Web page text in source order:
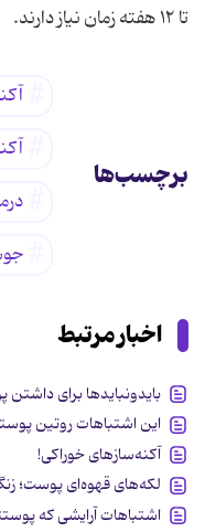
تا ۱۲ هفته زمان نیاز دارند.
برچسب‌ها
اخبار مرتبط
بایدونبایدها برای
این اشتباهات روتین
آکنه‌سازهای خوراکی!
لکه‌های قهوه‌ای پوست؛
اشتباهات آرایشی که